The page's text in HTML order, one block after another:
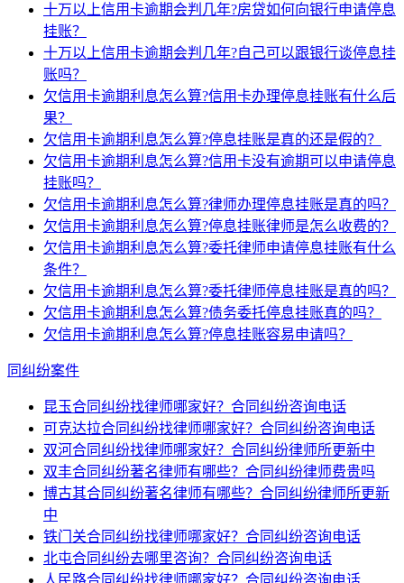
十万以上信用卡逾期会判几年?房贷如何向银行申请停息
挂账？
十万以上信用卡逾期会判几年?自己可以跟银行谈停息挂
账吗？
欠信用卡逾期利息怎么算?信用卡办理停息挂账有什么后
果？
欠信用卡逾期利息怎么算?停息挂账是真的还是假的？
欠信用卡逾期利息怎么算?信用卡没有逾期可以申请停息
挂账吗？
欠信用卡逾期利息怎么算?律师办理停息挂账是真的吗？
欠信用卡逾期利息怎么算?停息挂账律师是怎么收费的？
欠信用卡逾期利息怎么算?委托律师申请停息挂账有什么
条件？
欠信用卡逾期利息怎么算?委托律师停息挂账是真的吗？
欠信用卡逾期利息怎么算?债务委托停息挂账真的吗？
欠信用卡逾期利息怎么算?停息挂账容易申请吗？
同纠纷案件
昆玉合同纠纷找律师哪家好？合同纠纷咨询电话
可克达拉合同纠纷找律师哪家好？合同纠纷咨询电话
双河合同纠纷找律师哪家好？合同纠纷律师所更新中
双丰合同纠纷著名律师有哪些？合同纠纷律师费贵吗
博古其合同纠纷著名律师有哪些？合同纠纷律师所更新
中
铁门关合同纠纷找律师哪家好？合同纠纷咨询电话
北屯合同纠纷去哪里咨询？合同纠纷咨询电话
人民路合同纠纷找律师哪家好？合同纠纷咨询电话